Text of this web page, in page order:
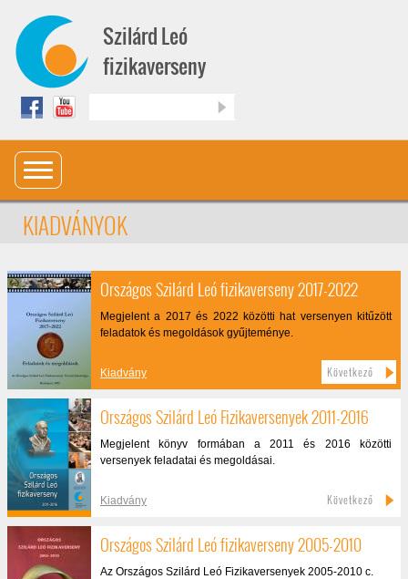
Szilárd Leó
fizikaverseny
KIADVÁNYOK
Országos Szilárd Leó fizikaverseny 2017-2022
Megjelent a 2017 és 2022 közötti hat versenyen kitűzött
feladatok és megoldások gyűjteménye.
Kiadvány Következő
Országos Szilárd Leó Fizikaversenyek 2011-2016
Megjelent könyv formában a 2011 és 2016 közötti
versenyek feladatai és megoldásai.
Kiadvány Következő
Országos Szilárd Leó fizikaverseny 2005-2010
Az Országos Szilárd Leó Fizikaversenyek 2005-2010 c.